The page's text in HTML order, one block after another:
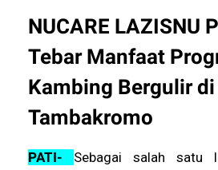
NUCARE LAZISNU
Tebar Manfaat
Kambing Bergulir
Tambakromo
PATI- Sebagai salah satu